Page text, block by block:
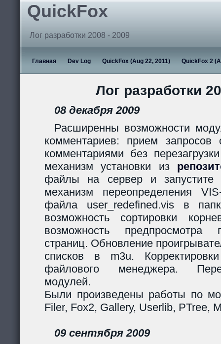
QuickFox
Лог разработки 2008 - 2009
Главная Dev Log QuickFox (Aug 22, 2011) QuickFox 2
Лог разработки
08 декабря 2009
Расширенны возможности
комментариев: прием запросов
комментариями без
механизм установки из
файлы на сервер и запустите
механизм переопределения
файла user_redefined.vis в
возможность сортировки
возможность предпросмотра
страниц. Обновление
списков в m3u.
файлового менеджера.
модулей.
Были произведены работы по
Filer, Fox2, Gallery, Userlib, PTree,
09 сентября 2009